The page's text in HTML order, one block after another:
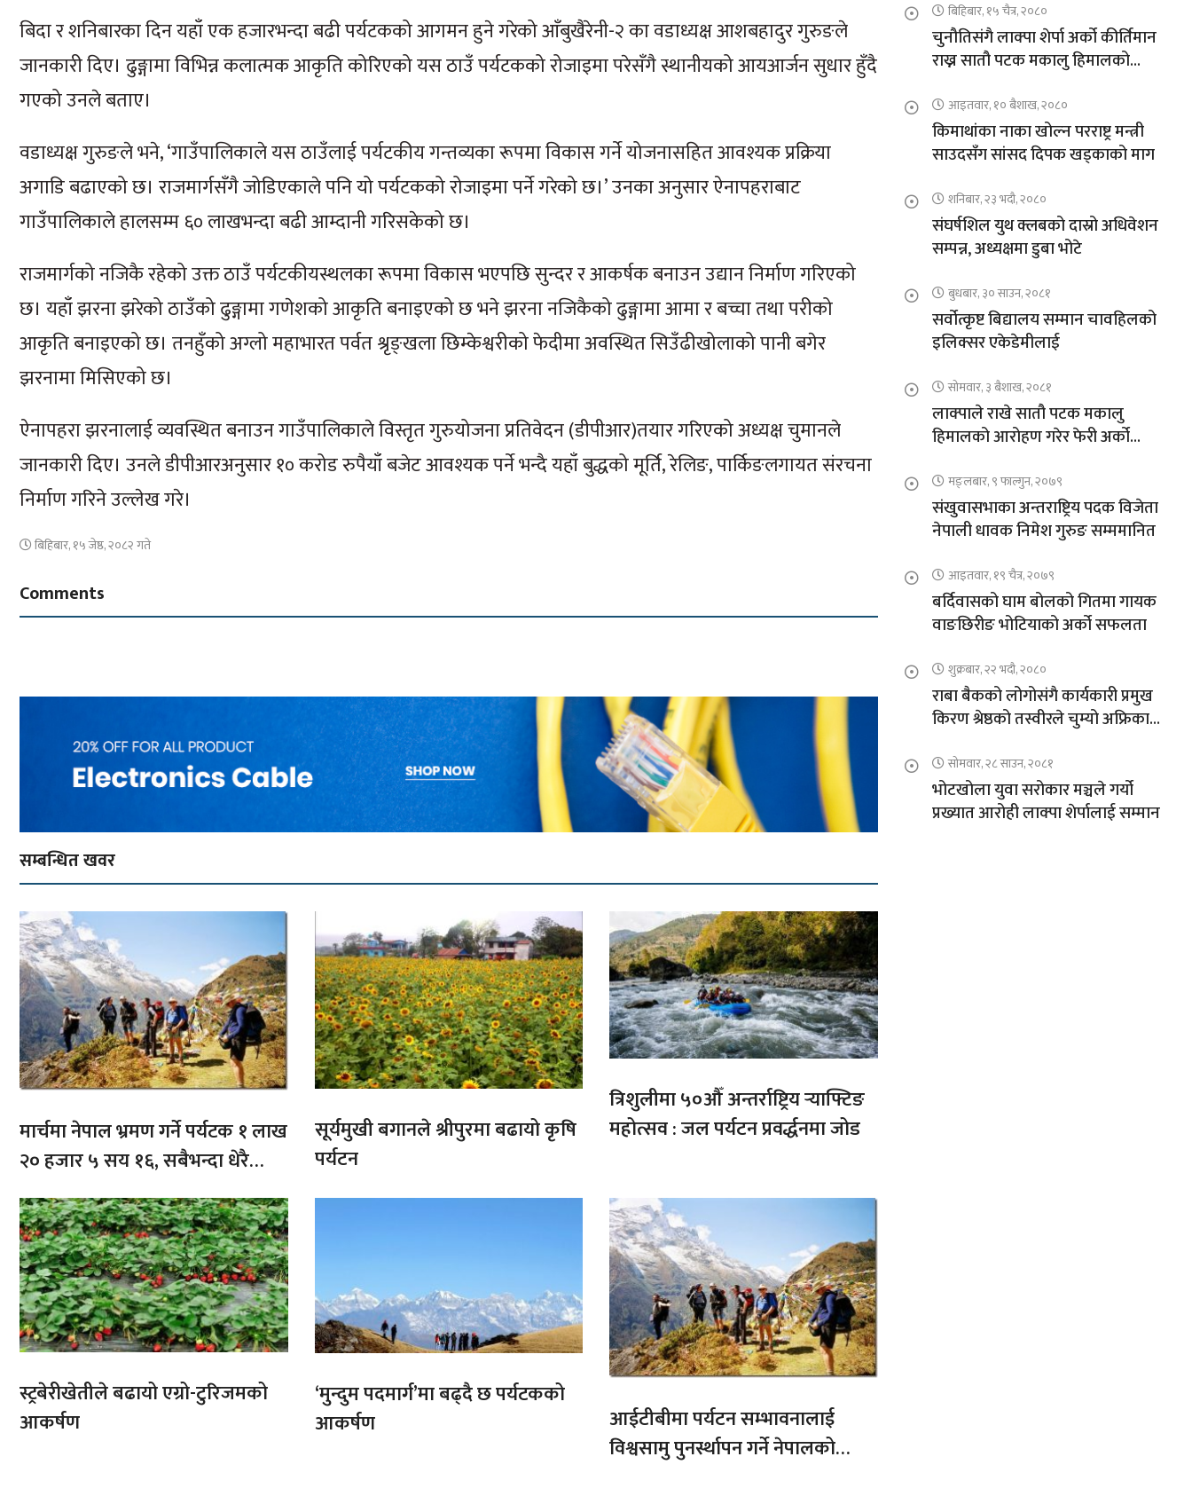
बिदा र शनिबारका दिन यहाँ एक हजारभन्दा बढी पर्यटकको आगमन हुने गरेको आँबुखैरेनी-२ का वडाध्यक्ष आशबहादुर गुरुङले
जानकारी दिए। ढुङ्गामा विभिन्न कलात्मक आकृति कोरिएको यस ठाउँ पर्यटकको रोजाइमा परेसँगै स्थानीयको आयआर्जन सुधार हुँदै
गएको उनले बताए।
वडाध्यक्ष गुरुङले भने, ‘गाउँपालिकाले यस ठाउँलाई पर्यटकीय गन्तव्यका रूपमा विकास गर्ने योजनासहित आवश्यक प्रक्रिया
अगाडि बढाएको छ। राजमार्गसँगै जोडिएकाले पनि यो पर्यटकको रोजाइमा पर्ने गरेको छ।’ उनका अनुसार ऐनापहराबाट
गाउँपालिकाले हालसम्म ६० लाखभन्दा बढी आम्दानी गरिसकेको छ।
राजमार्गको नजिकै रहेको उक्त ठाउँ पर्यटकीयस्थलका रूपमा विकास भएपछि सुन्दर र आकर्षक बनाउन उद्यान निर्माण गरिएको
छ। यहाँ झरना झरेको ठाउँको ढुङ्गामा गणेशको आकृति बनाइएको छ भने झरना नजिकैको ढुङ्गामा आमा र बच्चा तथा परीको
आकृति बनाइएको छ। तनहुँको अग्लो महाभारत पर्वत श्रृङ्खला छिम्केश्वरीको फेदीमा अवस्थित सिउँढीखोलाको पानी बगेर
झरनामा मिसिएको छ।
ऐनापहरा झरनालाई व्यवस्थित बनाउन गाउँपालिकाले विस्तृत गुरुयोजना प्रतिवेदन (डीपीआर)तयार गरिएको अध्यक्ष चुमानले
जानकारी दिए। उनले डीपीआरअनुसार १० करोड रुपैयाँ बजेट आवश्यक पर्ने भन्दै यहाँ बुद्धको मूर्ति, रेलिङ, पार्किङलगायत संरचना
निर्माण गरिने उल्लेख गरे।
बिहिबार, १५ जेष्ठ, २०८२ गते
Comments
सम्बन्धित खवर
मार्चमा नेपाल भ्रमण गर्ने पर्यटक १ लाख
२० हजार ५ सय १६, सबैभन्दा धेरै
भारतबाट
सूर्यमुखी बगानले श्रीपुरमा बढायो कृषि
पर्यटन
त्रिशुलीमा ५०औँ अन्तर्राष्ट्रिय र्‍याफ्टिङ
महोत्सव : जल पर्यटन प्रवर्द्धनमा जोड
स्ट्रबेरीखेतीले बढायो एग्रो-टुरिजमको
आकर्षण
‘मुन्दुम पदमार्ग’मा बढ्दै छ पर्यटकको
आकर्षण
आईटीबीमा पर्यटन सम्भावनालाई
विश्वसामु पुनर्स्थापन गर्ने नेपालको
बिहिबार, १५ चैत्र, २०८०
चुनौतिसंगै लाक्पा शेर्पा अर्को कीर्तिमान
राख्न सातौ पटक मकालु हिमालको
आइतवार, १० बैशाख, २०८०
किमाथांका नाका खोल्न परराष्ट्र मन्त्री
साउदसँग सांसद दिपक खड्काको माग
शनिबार, २३ भदौ, २०८०
संघर्षशिल युथ क्लबको दास्रो अधिवेशन
सम्पन्न, अध्यक्षमा डुबा भोटे
बुधबार, ३० साउन, २०८१
सर्वोत्कृष्ट बिद्यालय सम्मान चावहिलको
इलिक्सर एकेडेमीलाई
सोमवार, ३ बैशाख, २०८१
लाक्पाले राखे सातौ पटक मकालु
हिमालको आरोहण गरेर फेरी अर्को
मङ्लबार, ९ फाल्गुन, २०७९
संखुवासभाका अन्तराष्ट्रिय पदक विजेता
नेपाली धावक निमेश गुरुङ सम्ममानित
आइतवार, १९ चैत्र, २०७९
बर्दिवासको घाम बोलको गितमा गायक
वाङछिरीङ भोटियाको अर्को सफलता
शुक्रबार, २२ भदौ, २०८०
राबा बैकको लोगोसंगै कार्यकारी प्रमुख
किरण श्रेष्ठको तस्वीरले चुम्यो अफ्रिकाको
सोमवार, २८ साउन, २०८१
भोटखोला युवा सरोकार मञ्चले गर्यो
प्रख्यात आरोही लाक्पा शेर्पालाई सम्मान